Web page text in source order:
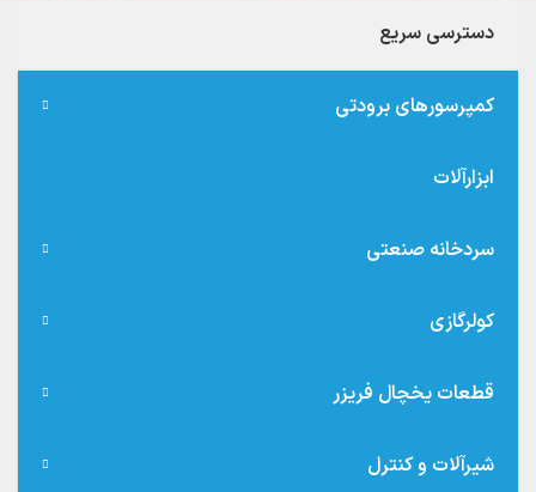
دسترسی سریع
کمپرسورهای برودتی
ابزارآلات
سردخانه صنعتی
کولرگازی
قطعات یخچال فریزر
شیرآلات و کنترل